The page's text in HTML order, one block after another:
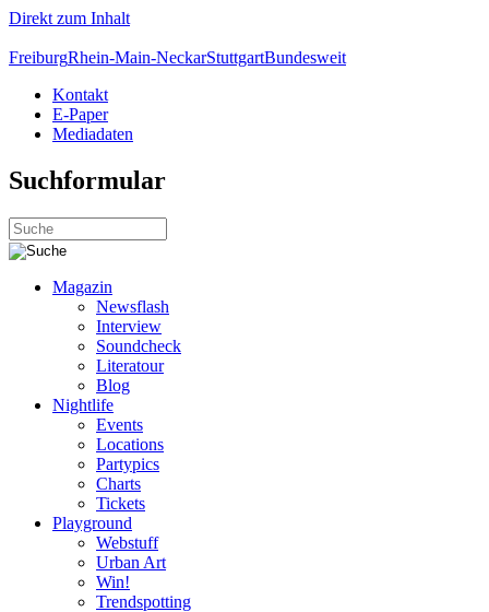
Direkt zum Inhalt
FreiburgRhein-Main-NeckarStuttgartBundesweit
Kontakt
E-Paper
Mediadaten
Suchformular
Magazin
Newsflash
Interview
Soundcheck
Literatour
Blog
Nightlife
Events
Locations
Partypics
Charts
Tickets
Playground
Webstuff
Urban Art
Win!
Trendspotting